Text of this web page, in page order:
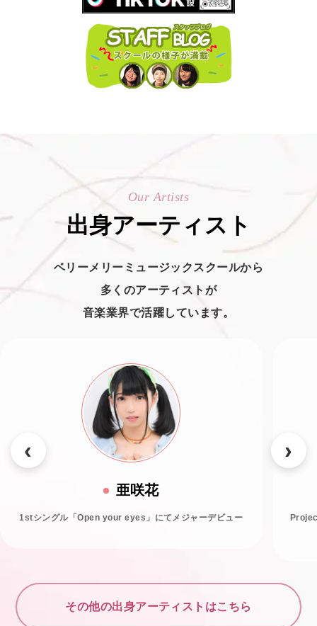
Our Artists
出身アーティスト
ベリーメリーミュージックスクールから
多くのアーティストが
音楽業界で活躍しています。
亜咲花
1stシングル「Open your eyes」にてメジャーデビュー
その他の出身アーティストはこちら